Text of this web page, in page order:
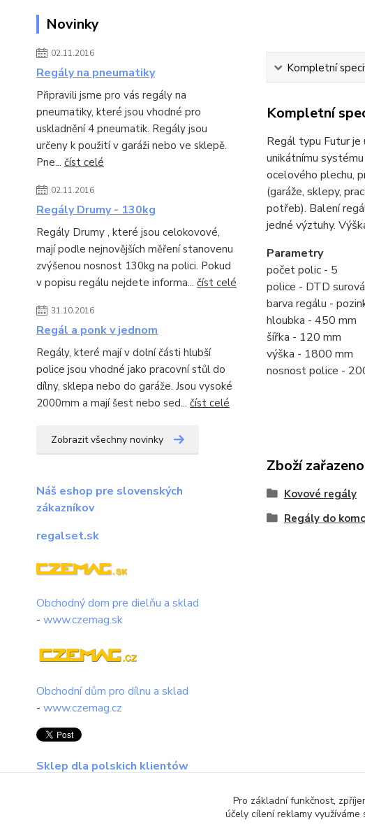
Novinky
02.11.2016
Regály na pneumatiky
Připravili jsme pro vás regály na
pneumatiky, které jsou vhodné pro
uskladnění 4 pneumatik. Regály jsou
určeny k použití v garáži nebo ve sklepě.
Pne... číst celé
02.11.2016
Regály Drumy - 130kg
Regály Drumy , které jsou celokovové,
mají podle nejnovějších měření stanovenu
zvýšenou nosnost 130kg na polici. Pokud
v popisu regálu nejdete informa... číst celé
31.10.2016
Regál a ponk v jednom
Regály, které mají v dolní části hlubší
police jsou vhodné jako pracovní stůl do
dílny, sklepa nebo do garáže. Jsou vysoké
2000mm a mají šest nebo sed... číst celé
Zobrazit všechny novinky
Náš eshop pre slovenských
zákazníkov
regalset.sk
Obchodný dom pre dielňu a sklad
- www.czemag.sk
Obchodní dům pro dílnu a sklad
- www.czemag.cz
Sklep dla polskich klientów
Kompletní
Kompletní
Regál typu Futur je
unikátnímu
ocelového plechu,
(garáže, sklepy,
potřeb). Balení
jedné výztuhy.
Parametry
počet polic - 5
police - DTD surová
barva regálu -
hloubka - 450 mm
šířka - 120 mm
výška - 1800 mm
nosnost police -
Zboží
Kovové regály
Regály do
Pro základní funkčnost,
účely cílení reklamy